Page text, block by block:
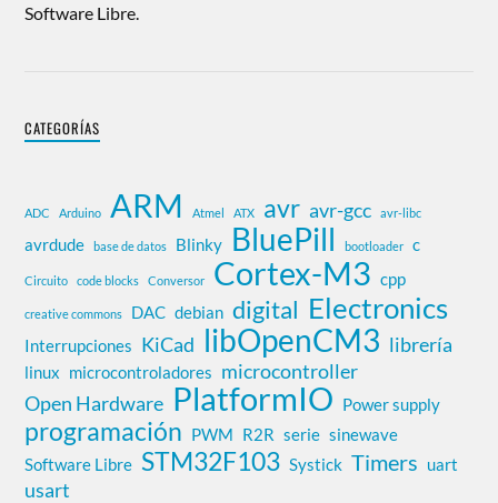
Software Libre.
CATEGORÍAS
ADC Arduino ARM Atmel ATX avr avr-gcc avr-libc
avrdude base de datos Blinky BluePill bootloader c
Circuito code blocks Conversor Cortex-M3 cpp
creative commons DAC debian digital Electronics
Interrupciones KiCad libOpenCM3 librería
linux microcontroladores microcontroller
Open Hardware PlatformIO Power supply
programación PWM R2R serie sinewave
Software Libre STM32F103 Systick Timers uart
usart